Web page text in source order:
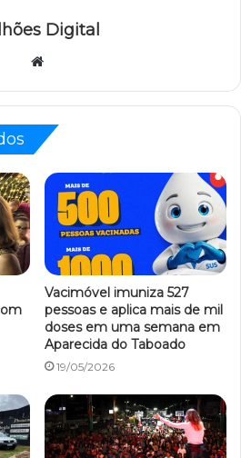
Digital
Website
Vacimóvel imuniza 527
pessoas e aplica mais de mil
doses em uma semana em
Aparecida do Taboado
19/05/2026